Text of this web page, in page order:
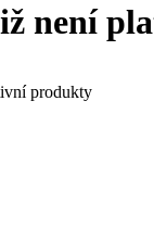
není
produkty